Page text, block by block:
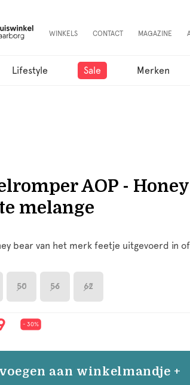
WINKELS CONTACT MAGAZINE
Lifestyle Sale Merken
AOP - Honey
melange
bear van het merk feetje uitgevoerd in
50 56 62
- 30%
aan winkelmandje +